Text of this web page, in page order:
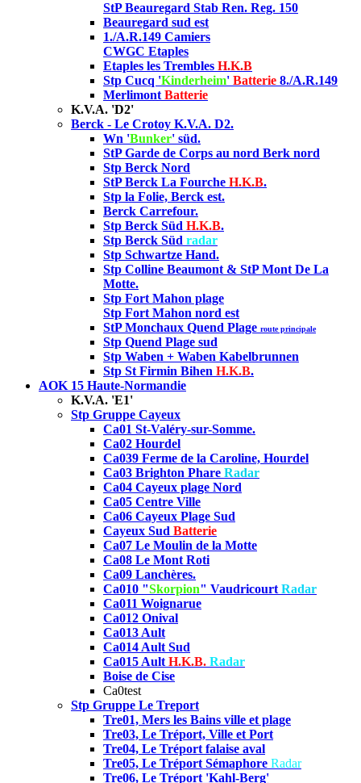
StP Beauregard Stab Ren. Reg. 150
Beauregard sud est
1./A.R.149 Camiers
CWGC Etaples
Etaples les Trembles H.K.B
Stp Cucq 'Kinderheim' Batterie 8./A.R.149
Merlimont Batterie
K.V.A. 'D2'
Berck - Le Crotoy K.V.A. D2.
Wn 'Bunker' süd.
StP Garde de Corps au nord Berk nord
Stp Berck Nord
StP Berck La Fourche H.K.B.
Stp la Folie, Berck est.
Berck Carrefour.
Stp Berck Süd H.K.B.
Stp Berck Süd radar
Stp Schwartze Hand.
Stp Colline Beaumont & StP Mont De La
Motte.
Stp Fort Mahon plage
Stp Fort Mahon nord est
StP Monchaux Quend Plage route principale
Stp Quend Plage sud
Stp Waben + Waben Kabelbrunnen
Stp St Firmin Bihen H.K.B.
AOK 15 Haute-Normandie
K.V.A. 'E1'
Stp Gruppe Cayeux
Ca01 St-Valéry-sur-Somme.
Ca02 Hourdel
Ca039 Ferme de la Caroline, Hourdel
Ca03 Brighton Phare Radar
Ca04 Cayeux plage Nord
Ca05 Centre Ville
Ca06 Cayeux Plage Sud
Cayeux Sud Batterie
Ca07 Le Moulin de la Motte
Ca08 Le Mont Roti
Ca09 Lanchères.
Ca010 "Skorpion" Vaudricourt Radar
Ca011 Woignarue
Ca012 Onival
Ca013 Ault
Ca014 Ault Sud
Ca015 Ault H.K.B. Radar
Boise de Cise
Ca0test
Stp Gruppe Le Treport
Tre01, Mers les Bains ville et plage
Tre03, Le Tréport, Ville et Port
Tre04, Le Tréport falaise aval
Tre05, Le Tréport Sémaphore Radar
Tre06, Le Tréport 'Kahl-Berg'